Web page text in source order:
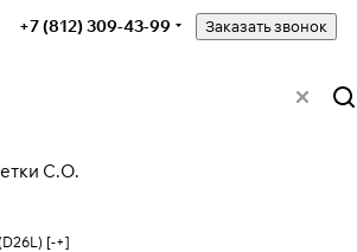
+7 (812) 309-43-99 Заказать звонок
С.О.
[-+]